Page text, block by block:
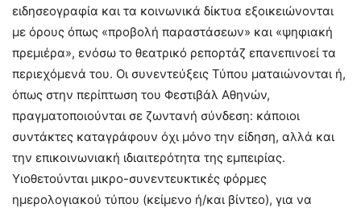
ειδησεογραφία και τα κοινωνικά δίκτυα εξοικειώνονται
με όρους όπως «προβολή παραστάσεων» και «ψηφιακή
πρεμιέρα», ενόσω το θεατρικό ρεπορτάζ επανεπινοεί τα
περιεχόμενά του. Οι συνεντεύξεις Τύπου ματαιώνονται ή,
όπως στην περίπτωση του Φεστιβάλ Αθηνών,
πραγματοποιούνται σε ζωντανή σύνδεση: κάποιοι
συντάκτες καταγράφουν όχι μόνο την είδηση, αλλά και
την επικοινωνιακή ιδιαιτερότητα της εμπειρίας.
Υιοθετούνται μικρο-συνεντευκτικές φόρμες
ημερολογιακού τύπου (κείμενο ή/και βίντεο), για να